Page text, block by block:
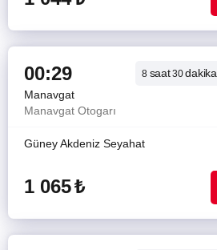
00:29 8 saat30dakika
Manavgat
Manavgat Otogarı
Güney Akdeniz Seyahat
1 065₺